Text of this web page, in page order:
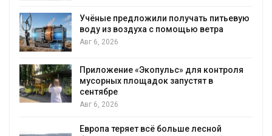
Учёные предложили получать питьевую
воду из воздуха с помощью ветра
Авг 6, 2026
Приложение «Экопульс» для контроля
мусорных площадок запустят в
сентябре
Авг 6, 2026
Европа теряет всё больше лесной